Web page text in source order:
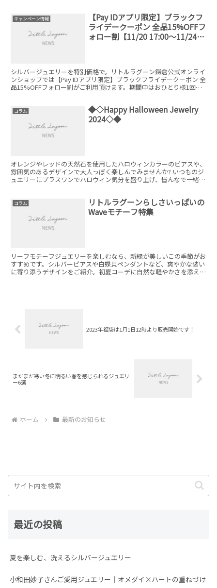
キャンペーン情報
【Pay IDアプリ限定】ブラックフ
ライデークーポン 全品15%OFFフ
ォロー割【11/20 17:00～11/24
シルバージュエリーを特別価格で。リトルラグーン鎌倉公式オンライ
ンショップでは【Pay IDアプリ限定】ブラックフライデークーポン 全
品15%OFFフォロー割がご利用頂けます。期間中はおひとり様1回限
コラム
◆◇Happy Halloween Jewelry
2024◇◆
オレンジやレッドの天然石を使用したハロウィンカラーのピアスや、
雰囲気のあるデザインで大人っぽく楽しんでみませんか? いつものジ
ュエリーにプラスワンでハロウィン気分を盛り上げ、皆んなで一緒に
コラム
リトルラグーンらしさいっぱいの
Waveモチーフ特集
リーフモチーフジュエリーを楽しむなら、新緑が美しいこの季節がお
すすめです。シルバーピアスや白蝶貝ペンダントなど、爽やかな装い
に寄り添うデザインをご紹介。初夏コーデに自然な軽やかさを添えて
2023年福袋は1月1日12時より販売開始です！
まだまだ寒い冬に明るい春を感じられるジュエリ
ー6選
ホーム 最新のお知らせ
最近の投稿
夏を楽しむ、洗えるシルバージュエリー
小和田妙子さんご愛用ジュエリー｜オメダイ×ハートの重ねづけ